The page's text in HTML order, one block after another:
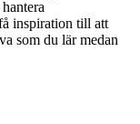
inspiration till att
som du lär medan